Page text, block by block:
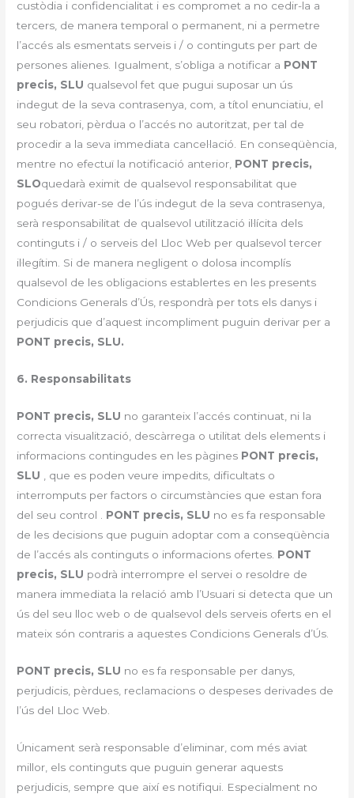
custòdia i confidencialitat i es compromet a no cedir-la a
tercers, de manera temporal o permanent, ni a permetre
l’accés als esmentats serveis i / o continguts per part de
persones alienes. Igualment, s’obliga a notificar a PONT
precis, SLU qualsevol fet que pugui suposar un ús
indegut de la seva contrasenya, com, a títol enunciatiu, el
seu robatori, pèrdua o l’accés no autoritzat, per tal de
procedir a la seva immediata cancel·lació. En conseqüència,
mentre no efectuï la notificació anterior, PONT precis,
SLOquedarà eximit de qualsevol responsabilitat que
pogués derivar-se de l’ús indegut de la seva contrasenya,
serà responsabilitat de qualsevol utilització il·lícita dels
continguts i / o serveis del Lloc Web per qualsevol tercer
il·legítim. Si de manera negligent o dolosa incomplís
qualsevol de les obligacions establertes en les presents
Condicions Generals d’Ús, respondrà per tots els danys i
perjudicis que d’aquest incompliment puguin derivar per a
PONT precis, SLU.
6. Responsabilitats
PONT precis, SLU no garanteix l’accés continuat, ni la
correcta visualització, descàrrega o utilitat dels elements i
informacions contingudes en les pàgines PONT precis,
SLU , que es poden veure impedits, dificultats o
interromputs per factors o circumstàncies que estan fora
del seu control . PONT precis, SLU no es fa responsable
de les decisions que puguin adoptar com a conseqüència
de l’accés als continguts o informacions ofertes. PONT
precis, SLU podrà interrompre el servei o resoldre de
manera immediata la relació amb l’Usuari si detecta que un
ús del seu lloc web o de qualsevol dels serveis oferts en el
mateix són contraris a aquestes Condicions Generals d’Ús.
PONT precis, SLU no es fa responsable per danys,
perjudicis, pèrdues, reclamacions o despeses derivades de
l’ús del Lloc Web.
Únicament serà responsable d’eliminar, com més aviat
millor, els continguts que puguin generar aquests
perjudicis, sempre que així es notifiqui. Especialment no